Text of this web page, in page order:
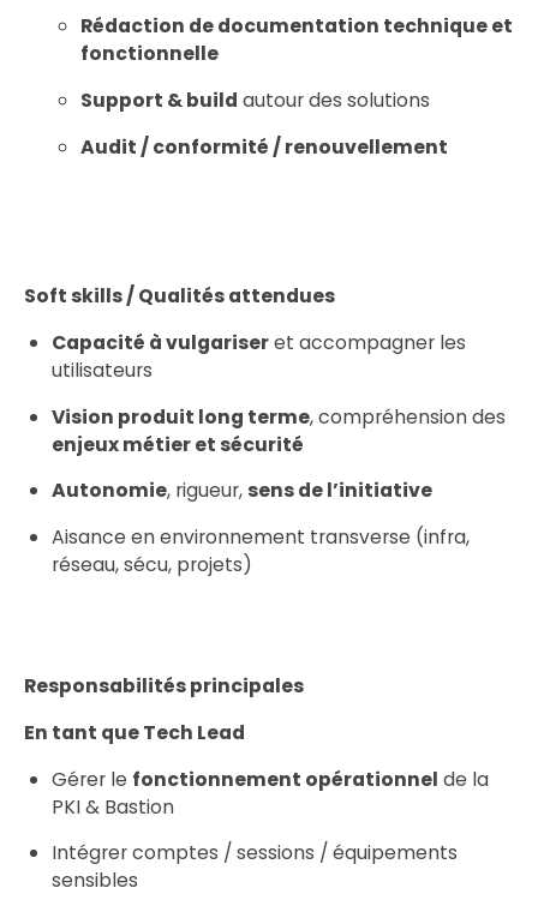
Rédaction de documentation technique et
fonctionnelle
Support & build autour des solutions
Audit / conformité / renouvellement
Soft skills / Qualités attendues
Capacité à vulgariseret accompagner les
utilisateurs
Vision produit long terme, compréhension des
enjeux métier et sécurité
Autonomie, rigueur, sens de l’initiative
Aisance en environnement transverse (infra,
réseau, sécu, projets)
Responsabilités principales
En tant que Tech Lead
Gérer le fonctionnement opérationnel de la
PKI & Bastion
Intégrer comptes / sessions / équipements
sensibles